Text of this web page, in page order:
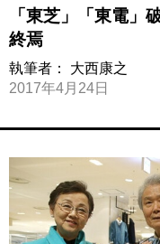
「東芝」「東電」
終焉
執筆者： 大西康之
2017年4月24日